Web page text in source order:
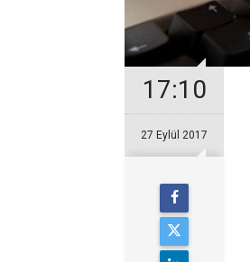
17:10
27 Eylül 2017